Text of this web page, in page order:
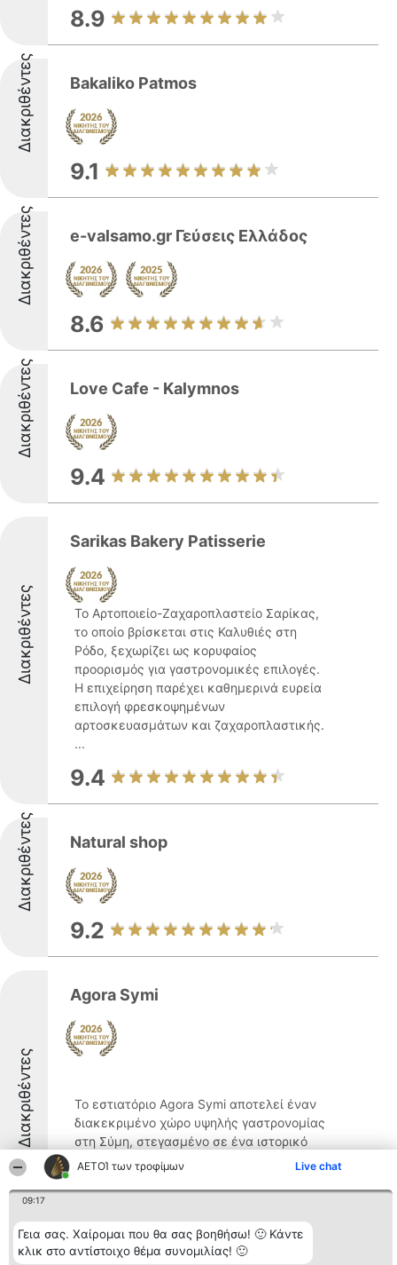
ΑΕΤΟΊ των τροφίμων Live chat
09:17
Γεια σας. Χαίρομαι που θα σας βοηθήσω! 🙂 Κάντε
κλικ στο αντίστοιχο θέμα συνομιλίας! 🙂
8.9
Διακριθέντες Bakaliko Patmos
9.1
Διακριθέντες e-valsamo.gr Γεύσεις Ελλάδος
8.6
Διακριθέντες Love Cafe - Kalymnos
9.4
Διακριθέντες
Sarikas Bakery Patisserie
Το Αρτοποιείο-Ζαχαροπλαστείο Σαρίκας,
το οποίο βρίσκεται στις Καλυθιές στη
Ρόδο, ξεχωρίζει ως κορυφαίος
προορισμός για γαστρονομικές επιλογές.
Η επιχείρηση παρέχει καθημερινά ευρεία
επιλογή φρεσκοψημένων
αρτοσκευασμάτων και ζαχαροπλαστικής.
...
9.4
Διακριθέντες Natural shop
9.2
Διακριθέντες
Agora Symi
Το εστιατόριο Agora Symi αποτελεί έναν
διακεκριμένο χώρο υψηλής γαστρονομίας
στη Σύμη, στεγασμένο σε ένα ιστορικό
κτίσμα του 19ου αιώνα στην καρδιά της
γραφικό λιμάνι του νησιού. Λειτουργώντας
9.7